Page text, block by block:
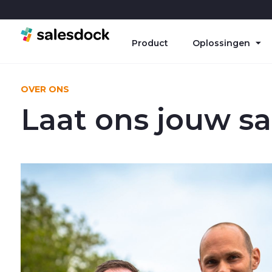
Product Oplossingen
OVER ONS
Laat ons jouw